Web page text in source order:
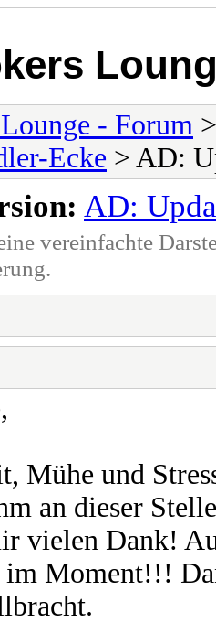
- Forum
Ecke > AD:
AD:
vereinfachte
Mühe und
an dieser
vielen Dank!
Moment!!!